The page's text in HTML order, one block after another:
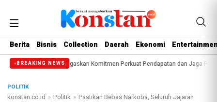
Berita Bisnis Collection Daerah Ekonomi
BREAKING NEWS
Santoso Tegaskan Komitmen Perkuat Pendapatan dan Jaga Pelayanan Publik
POLITIK
konstan.co.id » Politik » Pastikan Bebas Narkoba, Seluruh Jajaran